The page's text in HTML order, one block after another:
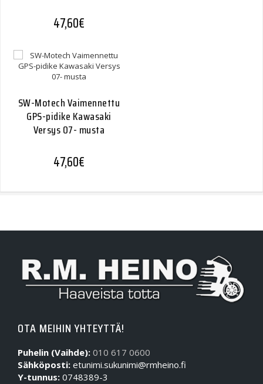
47,60€
SW-Motech Vaimennettu
GPS-pidike Kawasaki
Versys 07- musta
47,60€
OTA MEIHIN YHTEYTTÄ!
Puhelin (Vaihde): 010 617 0600
Sähköposti: etunimi.sukunimi@rmheino.fi
Y-tunnus: 0748389-3